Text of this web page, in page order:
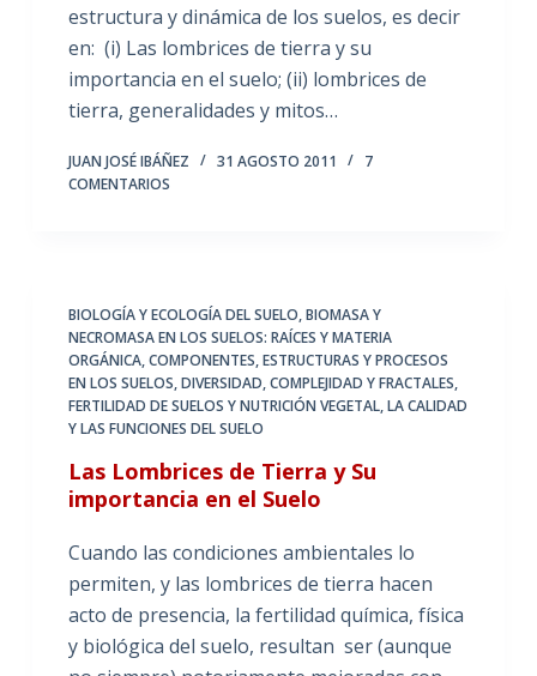
estructura y dinámica de los suelos, es decir
en: (i) Las lombrices de tierra y su
importancia en el suelo; (ii) lombrices de
tierra, generalidades y mitos…
JUAN JOSÉ IBÁÑEZ 31 AGOSTO 2011
7
COMENTARIOS
BIOLOGÍA Y ECOLOGÍA DEL SUELO,BIOMASA Y
NECROMASA EN LOS SUELOS: RAÍCES Y MATERIA
ORGÁNICA,COMPONENTES, ESTRUCTURAS Y PROCESOS
EN LOS SUELOS,DIVERSIDAD, COMPLEJIDAD Y FRACTALES,
FERTILIDAD DE SUELOS Y NUTRICIÓN VEGETAL,LA CALIDAD
Y LAS FUNCIONES DEL SUELO
Las Lombrices de Tierra y Su
importancia en el Suelo
Cuando las condiciones ambientales lo
permiten, y las lombrices de tierra hacen
acto de presencia, la fertilidad química, física
y biológica del suelo, resultan ser (aunque